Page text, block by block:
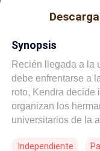
Synopsis
Recién llegada a la
debe enfrentarse a
roto, Kendra decide
organizan los
universitarios de la
despierta rodeada
Independiente